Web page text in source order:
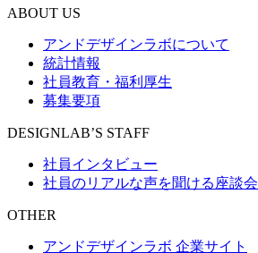
ABOUT US
アンドデザインラボについて
統計情報
社員教育・福利厚生
募集要項
DESIGNLAB’S STAFF
社員インタビュー
社員のリアルな声を聞ける座談会
OTHER
アンドデザインラボ 企業サイト